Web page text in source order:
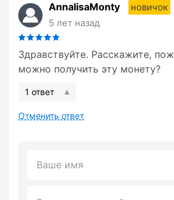
AnnalisaMonty
новичок
5 лет назад
Здравствуйте. Расскажите,
можно получить эту монету?
Отменить ответ
1 ответ